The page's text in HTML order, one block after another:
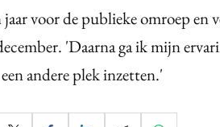
voor de publieke omroep en
'Daarna ga ik mijn
andere plek inzetten.'